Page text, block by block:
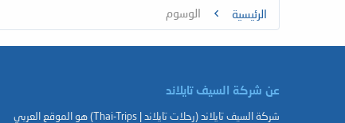
الرئيسية الوسوم
عن شركة السيف تايلاند
شركة السيف تايلاند (رحلات تايلاند | Thai-Trips) هو الموقع العربي